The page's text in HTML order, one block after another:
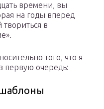
времени, вы
на годы вперед
твориться в
того, что я
первую очередь: